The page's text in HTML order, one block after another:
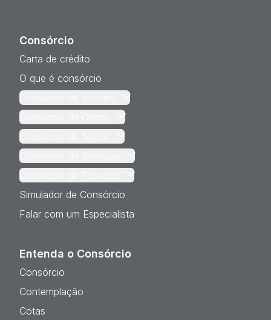
Consórcio
Carta de crédito
O que é consórcio
Consórcio de Imóveis
Consórcio de Carros
Consórcio de Motos
Consórcio de Serviços
Consórcio de Pesados
Simulador de Consórcio
Falar com um Especialista
Entenda o Consórcio
Consórcio
Contemplação
Cotas